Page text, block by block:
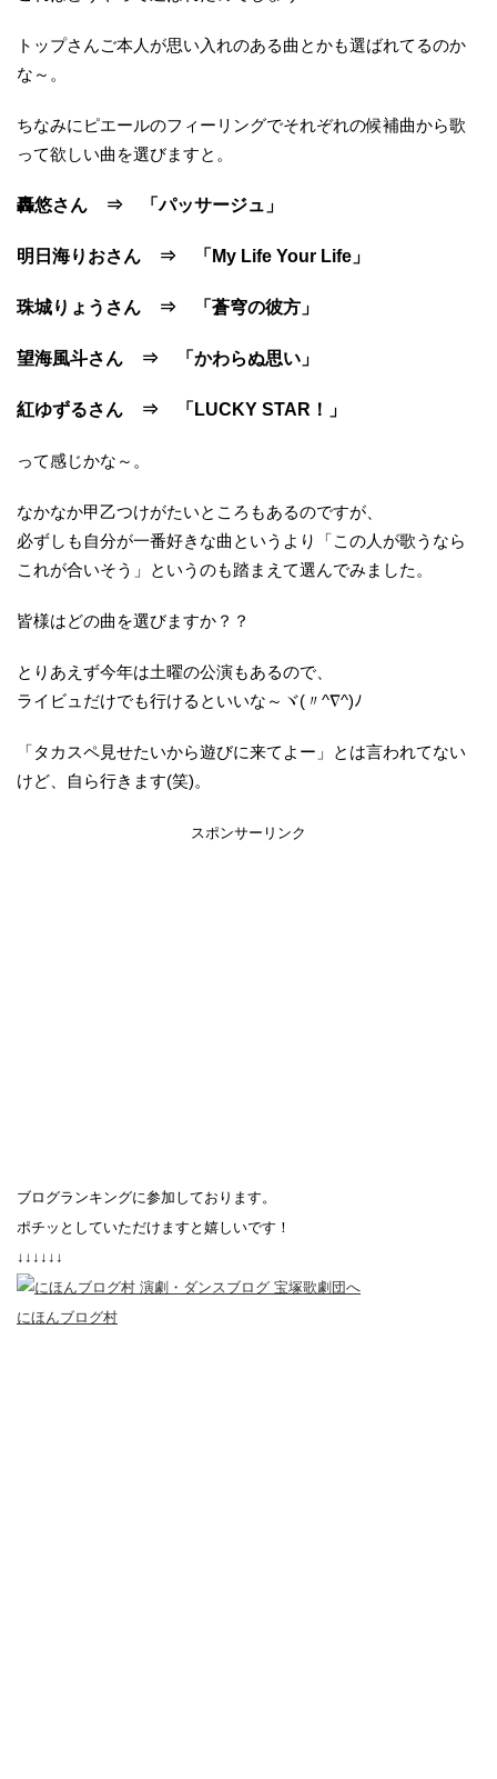
トップさんご本人が思い入れのある曲とかも選ばれてるのか
な～。
ちなみにピエールのフィーリングでそれぞれの候補曲から歌
って欲しい曲を選びますと。
轟悠さん ⇒ 「パッサージュ」
明日海りおさん ⇒ 「My Life Your Life」
珠城りょうさん ⇒ 「蒼穹の彼方」
望海風斗さん ⇒ 「かわらぬ思い」
紅ゆずるさん ⇒ 「LUCKY STAR！」
って感じかな～。
なかなか甲乙つけがたいところもあるのですが、
必ずしも自分が一番好きな曲というより「この人が歌うなら
これが合いそう」というのも踏まえて選んでみました。
皆様はどの曲を選びますか？？
とりあえず今年は土曜の公演もあるので、
ライビュだけでも行けるといいな～ヾ(〃^∇^)ﾉ
「タカスペ見せたいから遊びに来てよー」とは言われてない
けど、自ら行きます(笑)。
スポンサーリンク
ブログランキングに参加しております。
ポチッとしていただけますと嬉しいです！
↓↓↓↓↓↓
にほんブログ村